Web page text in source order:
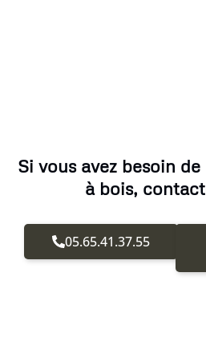
Si vous avez besoin
à bois,
05.65.41.37.55